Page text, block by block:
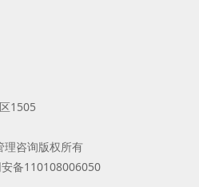
1505
咨询版权所有
备110108006050